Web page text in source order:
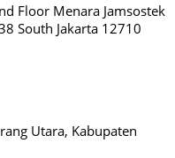
Floor Menara Jamsostek
South Jakarta 12710
Utara, Kabupaten